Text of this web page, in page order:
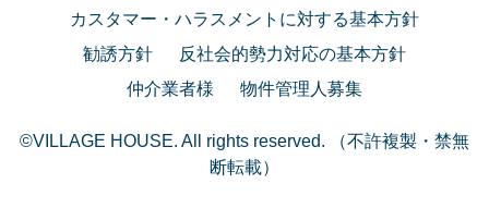
カスタマー・ハラスメントに対する基本方針
勧誘方針
反社会的勢力対応の基本方針
仲介業者様
物件管理人募集
©VILLAGE HOUSE. All rights reserved. （不許複製・禁無
断転載）